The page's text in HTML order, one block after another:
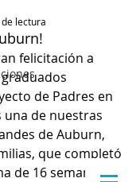
lectura
felicitación a
de Padres en
una de nuestras
de Auburn,
que completó
de 16 semanas.